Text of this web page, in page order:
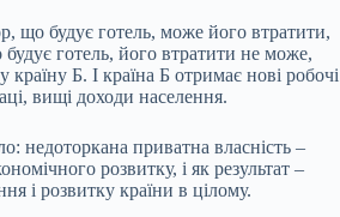
що будує готель, може його втратити,
будує готель, його втратити не може,
країну Б. І країна Б отримає нові робочі
вищі доходи населення.
недоторкана приватна власність –
розвитку, і як результат –
і розвитку країни в цілому.